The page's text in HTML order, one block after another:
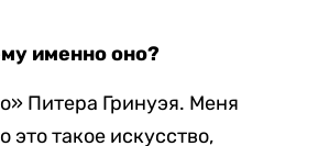
именно оно?
Питера Гринуэя. Меня
это такое искусство,